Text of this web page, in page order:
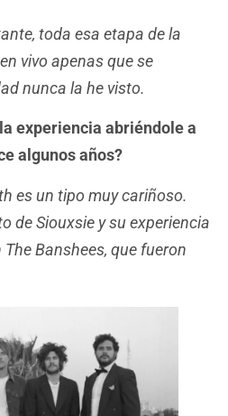
toda esa etapa de la
vivo apenas que se
nunca la he visto.
experiencia abriéndole a
algunos años?
es un tipo muy cariñoso.
de Siouxsie y su experiencia
Banshees, que fueron